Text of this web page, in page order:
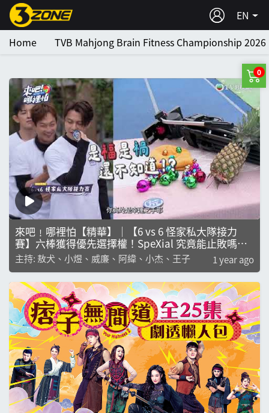
EN
Home
TVB Mahjong Brain Fitness Championship 2026
來吧﹗哪裡怕【精華】｜【6 vs 6 怪家私大隊接力
賽】六棒獲得優先選擇權！SpeXial 究竟能止敗嗎？
｜棒棒堂｜敖犬｜小煜｜威廉｜阿緯｜小傑｜王子
主持: 敖犬、小煜、威廉、阿緯、小杰、王子 1 year ago
0